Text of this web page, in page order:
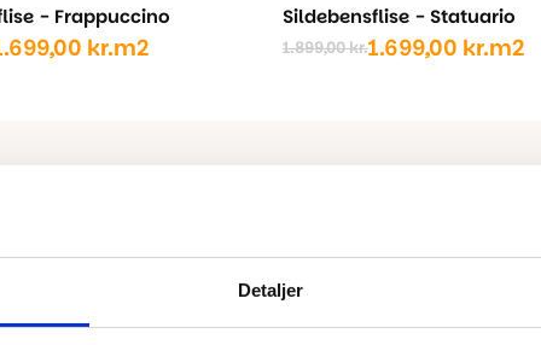
Detaljer
- Frappuccino
kr.m2
Sildebensflise - Statuario
1.899,00kr.
Den
1.699,00 kr.
Den
m2